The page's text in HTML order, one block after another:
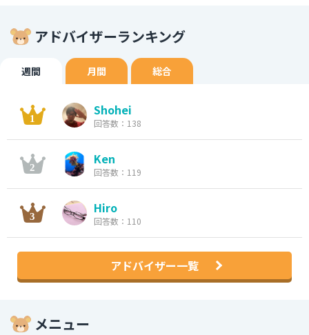
アドバイザーランキング
週間 月間 総合
Shohei
回答数：138
Ken
回答数：119
Hiro
回答数：110
アドバイザー一覧
メニュー